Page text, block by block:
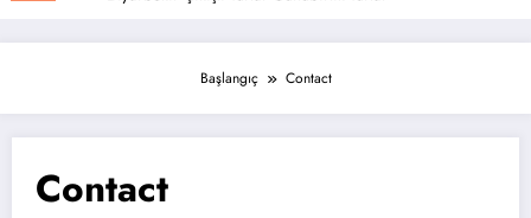
Başlangıç Contact
Contact